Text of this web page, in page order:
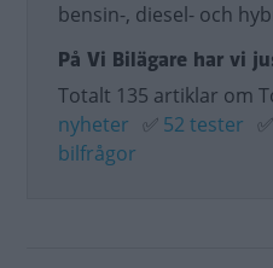
bensin-, diesel- och
På Vi Bilägare har vi
Totalt 135 artiklar om
nyheter ✅ 52 tester ✅
bilfrågor